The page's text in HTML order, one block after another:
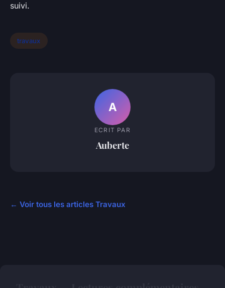
suivi.
travaux
A
ECRIT PAR
Auberte
← Voir tous les articles Travaux